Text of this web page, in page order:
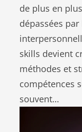
de plus en
dépassées
skills devient
méthodes et
compétences
souvent…